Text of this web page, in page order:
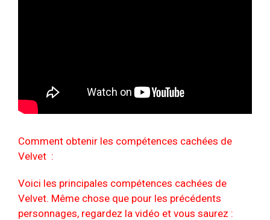
Comment obtenir les compétences cachées de
Velvet :
Voici les principales compétences cachées de
Velvet. Même chose que pour les précédents
personnages, regardez la vidéo et vous saurez :